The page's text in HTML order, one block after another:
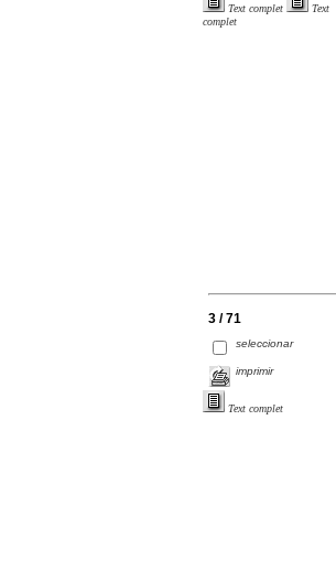
Text complet
Text
complet
3 / 71
seleccionar
imprimir
Text complet